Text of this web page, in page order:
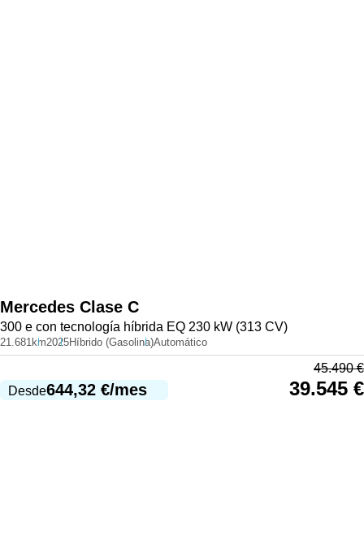
Mercedes Clase C
300 e con tecnología híbrida EQ 230 kW (313 CV)
21.681km2025Híbrido (Gasolina)Automático
Desde644,32 €/mes
45.490€
39.545 €